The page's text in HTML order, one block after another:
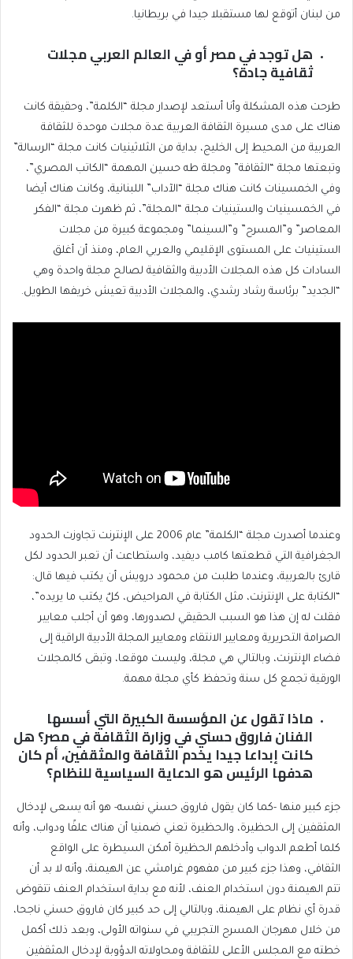
من لبنان أتوقع لها مستقبلا جيدا في بريطانيا.
هل توجد في مصر أو في العالم العربي مجلات
ثقافية جادة؟
طرحت هذه المشكلة وأنا أستعد لإصدار مجلة “الكلمة”، وحقيقة كانت
هناك على مدى مسيرة الثقافة العربية عدة مجلات موحدة للثقافة
العربية من المحيط إلى الخليج، بداية من الثلاثينيات كانت مجلة “الرسالة”
وتبعتها مجلة “الثقافة” ومجلة طه حسين المهمة “الكاتب المصري”،
وفي الخمسينات كانت هناك مجلة “الآداب” اللبنانية، وكانت هناك أيضا
في الخمسينيات والستينيات مجلة “المجلة”، ثم ظهرت مجلة “الفكر
المعاصر” و”المسرح” و”السينما” ومجموعة كبيرة من مجلات
الستينيات على المستوى الإقليمي والعربي العام، ومنذ أن أغلق
السادات كل هذه المجلات الأدبية والثقافية لصالح مجلة واحدة وهي
“الجديد” برئاسة رشاد رشدي، والمجلات الأدبية تعيش خريفها الطويل.
وعندما أصدرت مجلة “الكلمة” عام 2006 على الإنترنت تجاوزت الحدود
الجغرافية التي قطعتها كامب ديفيد، واستطاعت أن تعبر الحدود لكل
قارئ بالعربية، وعندما طلبت من محمود درويش أن يكتب فيها قال:
“الكتابة على الإنترنت، مثل الكتابة في المراحيض، كلٌ يكتب ما يريده”،
فقلت له إن هذا هو السبب الحقيقي لصدورها، وهو أن أجلب معايير
الصرامة التحريرية ومعايير الانتقاء ومعايير المجلة الأدبية الراقية إلى
فضاء الإنترنت، وبالتالي هي مجلة، وليست موقعا، وتبقى كالمجلات
الورقية تجمع كل سنة وتحفظ كأي مجلة مهمة.
ماذا تقول عن المؤسسة الكبيرة التي أسسها
الفنان فاروق حسني في وزارة الثقافة في مصر؟ هل
كانت إبداعا جيدا يخدم الثقافة والمثقفين، أم كان
هدفها الرئيس هو الدعاية السياسية للنظام؟
جزء كبير منها -كما كان يقول فاروق حسني نفسه- هو أنه يسعى لإدخال
المثقفين إلى الحظيرة، والحظيرة تعني ضمنيا أن هناك علفًا ودواب، وأنه
كلما أطعم الدواب وأدخلهم الحظيرة أمكن السيطرة على الواقع
الثقافي، وهذا جزء كبير من مفهوم غرامشي عن الهيمنة، وأنه لا بد أن
تتم الهيمنة دون استخدام العنف، لأنه مع بداية استخدام العنف تتقوض
قدرة أي نظام على الهيمنة، وبالتالي إلى حد كبير كان فاروق حسني ناجحا،
من خلال مهرجان المسرح التجريبي في سنواته الأولى، وبعد ذلك أكمل
خطته مع المجلس الأعلى للثقافة ومحاولاته الدؤوبة لإدخال المثقفين